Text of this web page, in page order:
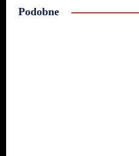
Podobne